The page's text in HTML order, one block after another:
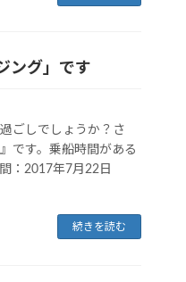
ング」です
ごしでしょうか？さ
です。乗船時間がある
：2017年7月22日
続きを読む